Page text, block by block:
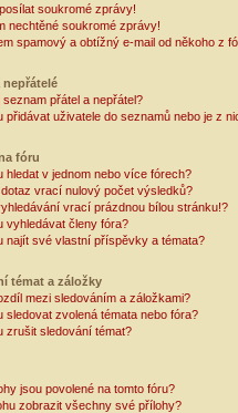
soukromé zprávy!
nechtěné soukromé zprávy!
spamový a obtížný e-mail od někoho z
nepřátelé
seznam přátel a nepřátel?
přidávat uživatele do seznamů nebo je z
fóru
hledat v jednom nebo více fórech?
dotaz vrací nulový počet výsledků?
vrací prázdnou bílou stránku!?
vyhledávat členy fóra?
najít své vlastní příspěvky a témata?
témat a záložky
mezi sledováním a záložkami?
sledovat zvolená témata nebo fóra?
zrušit sledování témat?
jsou povolené na tomto fóru?
zobrazit všechny své přílohy?